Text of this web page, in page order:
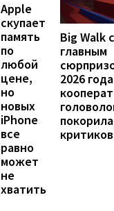
Apple
скупает
память
по
любой
цене,
но
новых
iPhone
все
равно
может
не
хватить
Big Walk
главным
2026
покорила
критиков